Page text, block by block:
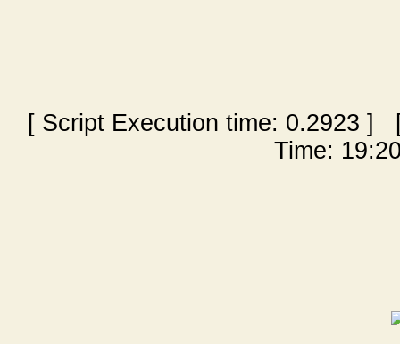
[ Script Execution time: 0.2923 ] [
Time: